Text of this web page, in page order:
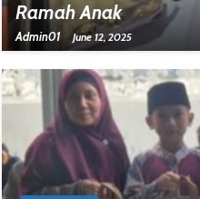
Ramah Anak
Admin01 June 12, 2025